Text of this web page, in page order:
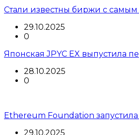
Стали известны биржи с
29.10.2025
0
Японская JPYC EX выпустила
28.10.2025
0
Ethereum Foundation
29.10.2025